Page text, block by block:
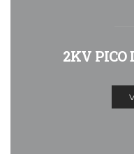
2KV PICO